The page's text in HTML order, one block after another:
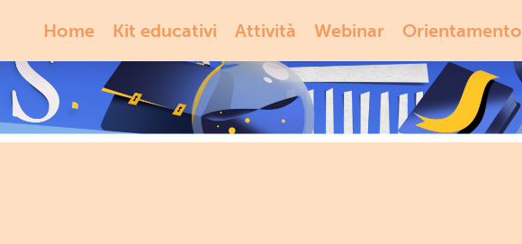
Home Kit educativi Attività Webinar Orientamento